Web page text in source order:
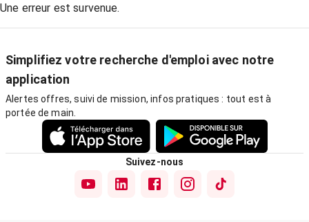
Une erreur est survenue.
Simplifiez votre recherche d'emploi avec notre
application
Alertes offres, suivi de mission, infos pratiques : tout est à
portée de main.
Suivez-nous